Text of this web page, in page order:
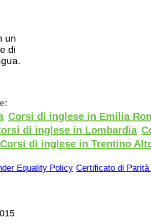
un
di
Corsi di inglese in Emilia
di inglese in Lombardia
Corsi di inglese in Trentino
Equality Policy Certificato di